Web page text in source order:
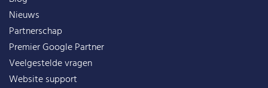
Nieuws
Partnerschap
Premier Google Partner
Veelgestelde vragen
Website support